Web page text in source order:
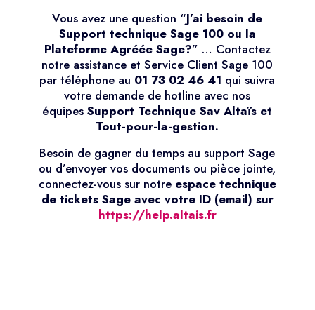
Vous avez une question “J’ai besoin de
Support technique Sage 100 ou la
Plateforme Agréée Sage?” … Contactez
notre assistance et Service Client Sage 100
par téléphone au 01 73 02 46 41 qui suivra
votre demande de hotline avec nos
équipesSupport Technique Sav Altaïs et
Tout-pour-la-gestion.
Besoin de gagner du temps au support Sage
ou d’envoyer vos documents ou pièce jointe,
connectez-vous sur notreespace technique
de tickets Sage avec votre ID (email) sur
https://help.altais.fr